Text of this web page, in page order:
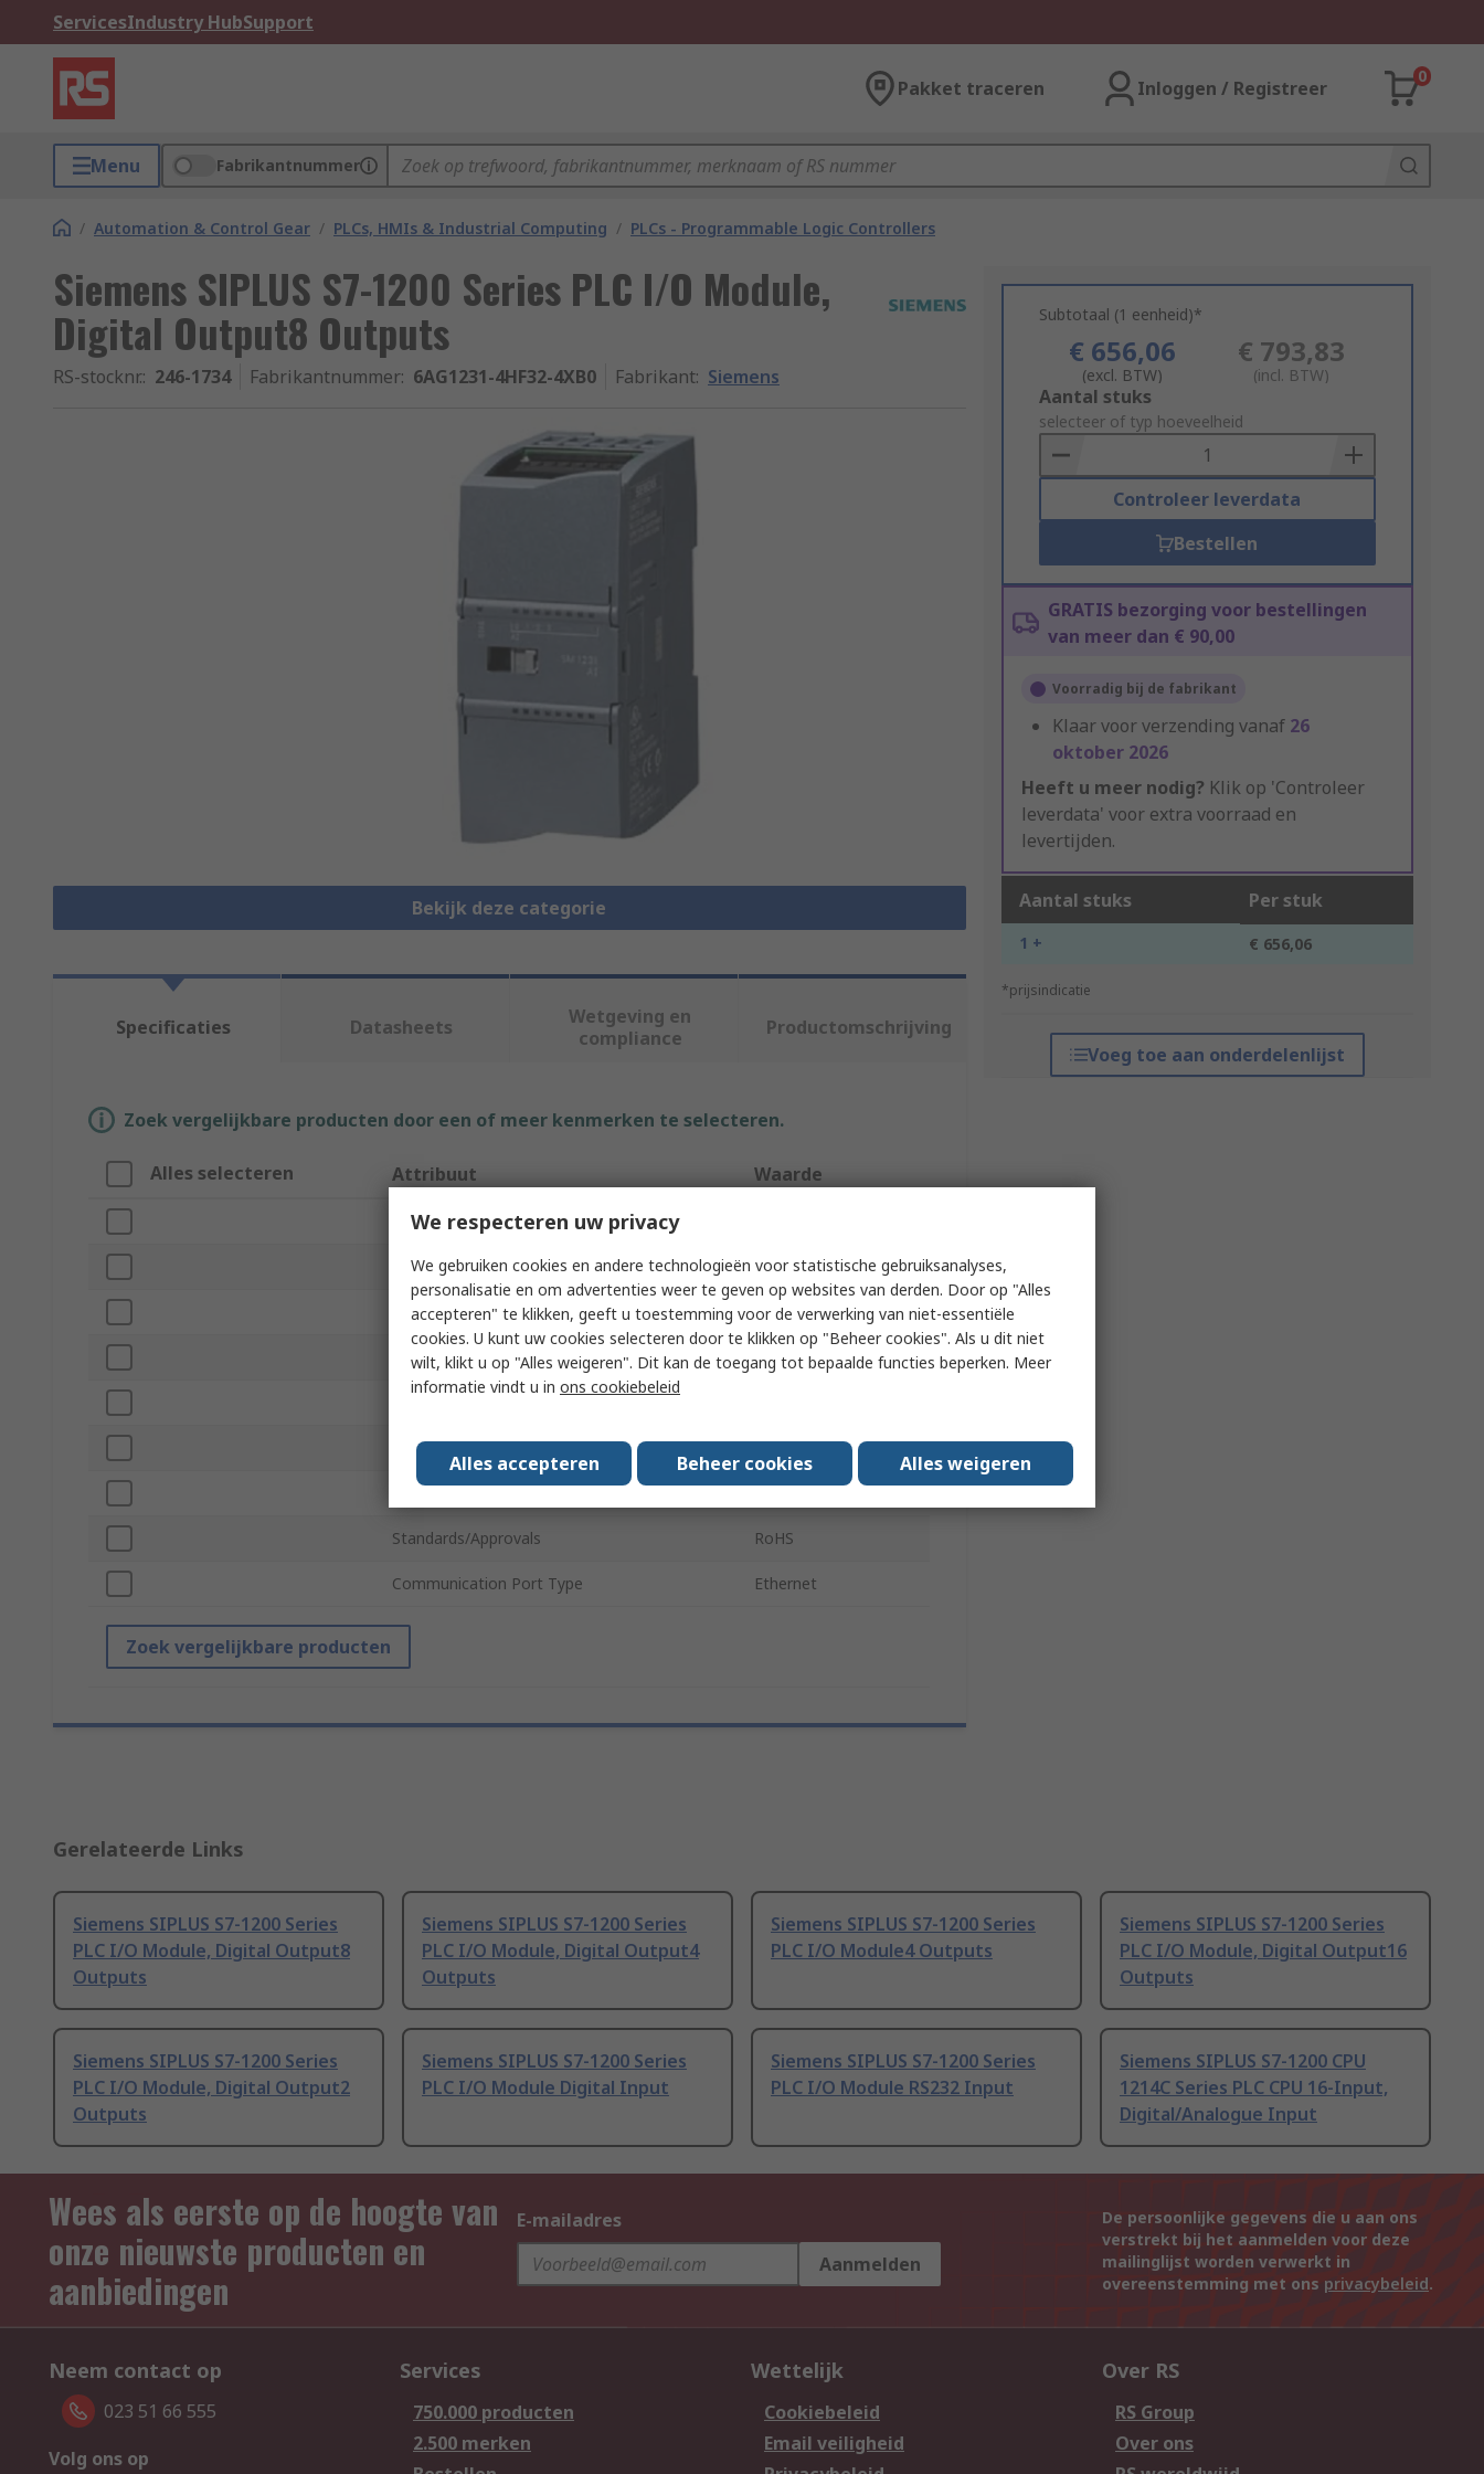
ServicesIndustry HubSupport
Pakket traceren Inloggen / Registreer
0
Menu Fabrikantnummer
/ Automation & Control Gear / PLCs, HMIs & Industrial Computing / PLCs - Programmable Logic Controllers
Siemens SIPLUS S7-1200 Series PLC I/O Module,
Digital Output8 Outputs
RS-stocknr.: 246-1734 Fabrikantnummer: 6AG1231-4HF32-4XB0 Fabrikant: Siemens
Bekijk deze categorie
Subtotaal (1 eenheid)*
€ 656,06
(excl. BTW)
€ 793,83
(incl. BTW)
Add
to
Basket
Aantal stuks
selecteer of typ hoeveelheid
Controleer leverdata
Bestellen
GRATIS bezorging voor bestellingen
van meer dan € 90,00
Voorradig bij de fabrikant
Klaar voor verzending vanaf 26
oktober 2026
Heeft u meer nodig? Klik op 'Controleer
leverdata' voor extra voorraad en
levertijden.
Aantal stuks Per stuk
1 + € 656,06
*prijsindicatie
Voeg toe aan onderdelenlijst
Specificaties Datasheets
Wetgeving en
compliance
Productomschrijving
Zoek vergelijkbare producten door een of meer kenmerken te selecteren.
Alles selecteren Attribuut Waarde
Merk
Product Type PLC I/O Module
Series SIPLUS S7-1200
Output Type Digital
Minimum Operating Temperature -40°C
Standards/Approvals RoHS
Communication Port Type Ethernet
Zoek vergelijkbare producten
Gerelateerde Links
Siemens SIPLUS S7-1200 Series
PLC I/O Module, Digital Output8
Outputs
Siemens SIPLUS S7-1200 Series
PLC I/O Module, Digital Output4
Outputs
Siemens SIPLUS S7-1200 Series
PLC I/O Module4 Outputs
Siemens SIPLUS S7-1200 Series
PLC I/O Module, Digital Output16
Outputs
Siemens SIPLUS S7-1200 Series
PLC I/O Module, Digital Output2
Outputs
Siemens SIPLUS S7-1200 Series
PLC I/O Module Digital Input
Siemens SIPLUS S7-1200 Series
PLC I/O Module RS232 Input
Siemens SIPLUS S7-1200 CPU
1214C Series PLC CPU 16-Input,
Digital/Analogue Input
Wees als eerste op de hoogte van
onze nieuwste producten en
aanbiedingen
E-mailadres
Aanmelden
De persoonlijke gegevens die u aan ons
verstrekt bij het aanmelden voor deze
mailinglijst worden verwerkt in
overeenstemming met ons privacybeleid.
Neem contact op
023 51 66 555
Volg ons op
Services
750.000 producten
2.500 merken
Wettelijk
Cookiebeleid
Email veiligheid
Over RS
RS Group
Over ons
We respecteren uw privacy
We gebruiken cookies en andere technologieën voor statistische gebruiksanalyses,
personalisatie en om advertenties weer te geven op websites van derden. Door op "Alles
accepteren" te klikken, geeft u toestemming voor de verwerking van niet-essentiële
cookies. U kunt uw cookies selecteren door te klikken op "Beheer cookies". Als u dit niet
wilt, klikt u op "Alles weigeren". Dit kan de toegang tot bepaalde functies beperken. Meer
informatie vindt u in ons cookiebeleid
Alles accepteren Beheer cookies Alles weigeren